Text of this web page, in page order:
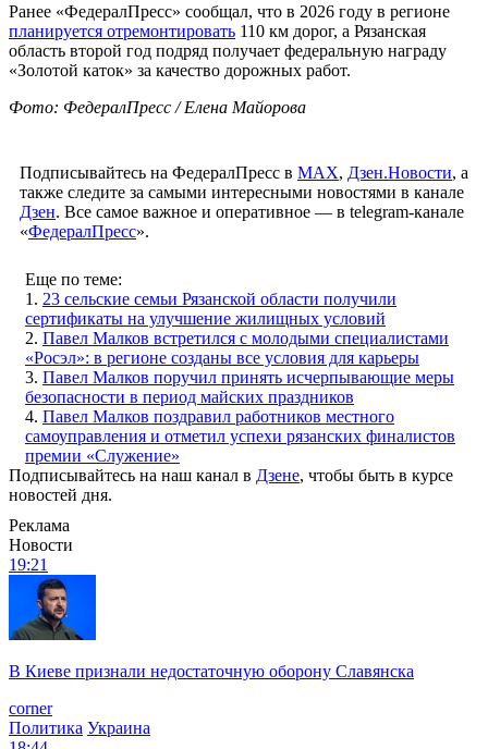
Ранее «ФедералПресс» сообщал, что в 2026 году в регионе
планируется отремонтировать 110 км дорог, а Рязанская
область второй год подряд получает федеральную награду
«Золотой каток» за качество дорожных работ.
Фото: ФедералПресс / Елена Майорова
Подписывайтесь на ФедералПресс в МАХ, Дзен.Новости, а
также следите за самыми интересными новостями в канале
Дзен. Все самое важное и оперативное — в telegram-канале
«ФедералПресс».
Еще по теме:
1. 23 сельские семьи Рязанской области получили
сертификаты на улучшение жилищных условий
2. Павел Малков встретился с молодыми специалистами
«Росэл»: в регионе созданы все условия для карьеры
3. Павел Малков поручил принять исчерпывающие меры
безопасности в период майских праздников
4. Павел Малков поздравил работников местного
самоуправления и отметил успехи рязанских финалистов
премии «Служение»
Подписывайтесь на наш канал в Дзене, чтобы быть в курсе
новостей дня.
Реклама
Новости
19:21
В Киеве признали недостаточную оборону Славянска
corner
Политика Украина